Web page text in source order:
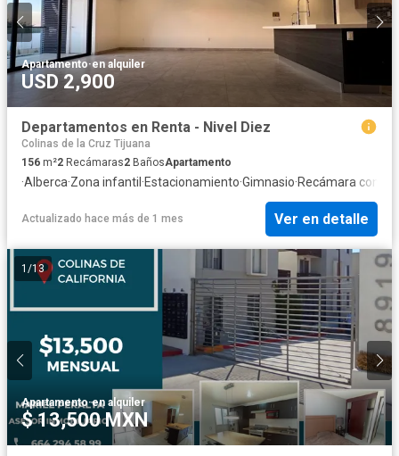
Apartamento·en alquiler
USD 2,900
Departamentos en Renta - Nivel Diez
Colinas de la Cruz Tijuana
156 m²2 Recámaras2 BañosApartamento
·Alberca·Zona infantil ·Estacionamiento·Gimnasio·Recámara con
Actualizado hace más de 1 mes Ver en detalle
1 /13
Apartamento·en alquiler
$ 13,500 MXN